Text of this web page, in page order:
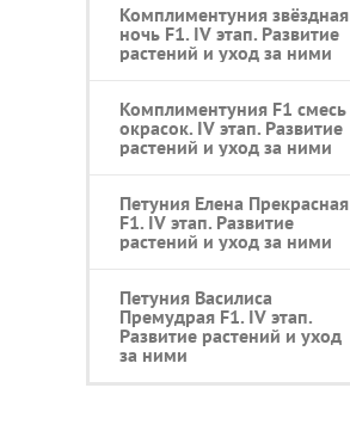
Комплиментуния звёздная
ночь F1. IV этап. Развитие
растений и уход за ними
Комплиментуния F1 смесь
окрасок. IV этап. Развитие
растений и уход за ними
Петуния Елена Прекрасная
F1. IV этап. Развитие
растений и уход за ними
Петуния Василиса
Премудрая F1. IV этап.
Развитие растений и уход
за ними